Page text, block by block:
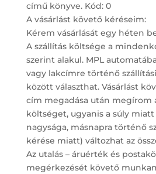
című könyve. Kód: 0
A vásárlást követő kéréseim:
Kérem vásárlását egy héten
A szállítás költsége a
szerint alakul. MPL
vagy lakcímre történő
között választhat. Vásárlást
cím megadása után megírom
költséget, ugyanis a súly miatt
nagysága, másnapra történő
kérése miatt) változhat az
Az utalás – áruérték és
megérkezését követő